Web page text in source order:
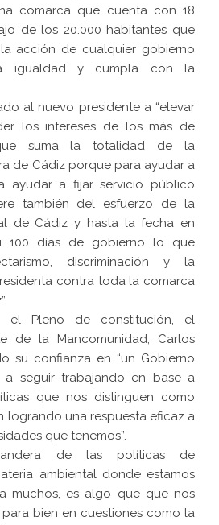
comarca que cuenta con 18
de los 20.000 habitantes que
acción de cualquier gobierno
igualdad y cumpla con la
al nuevo presidente a “elevar
los intereses de los más de
suma la totalidad de la
de Cádiz porque para ayudar a
ayudar a fijar servicio público
también del esfuerzo de la
de Cádiz y hasta la fecha en
100 días de gobierno lo que
discriminación y la
contra toda la comarca
el Pleno de constitución, el
de la Mancomunidad, Carlos
su confianza en “un Gobierno
a seguir trabajando en base a
que nos distinguen como
logrando una respuesta eficaz a
que tenemos”.
de las políticas de
ambiental donde estamos
muchos, es algo que que nos
bien en cuestiones como la